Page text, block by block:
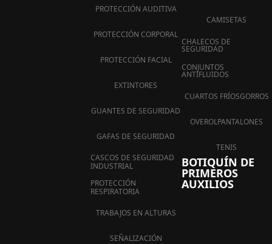
PROTECCIÓN AUDITIVA
PROTECCIÓN CORPORAL
PROTECCIÓN FACIAL
EXTINTORES
GUANTES DE SEGURIDAD
GAFAS DE SEGURIDAD
CASCOS DE SEGURIDAD
INDUSTRIAL
PROTECCIÓN
RESPIRATORIA
TRABAJOS EN ALTURAS
SEÑALIZACIÓN
CAMISETAS
CHALECOS DE
SEGURIDAD
CONJUNTOS
ANTIFLUIDOS
CUARTOS FRÍOSGORROS
OVEROLPANTALONES
TENIS
BOTIQUÍN DE
PRIMEROS
AUXILIOS